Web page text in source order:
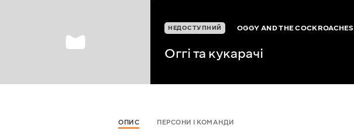
НЕДОСТУПНИЙ OGGY AND THE COCKROACHES
Оггі та кукарачі
ОПИС ПЕРСОНИ І КОМАНДИ